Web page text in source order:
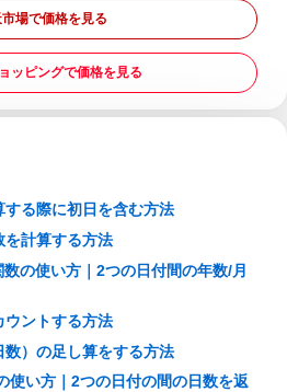
場で価格を見る
ッピングで価格を見る
する際に初日を含む方法
を計算する方法
の使い方｜2つの日付間の年数/月
ウントする方法
数）の足し算をする方法
使い方｜2つの日付の間の日数を返